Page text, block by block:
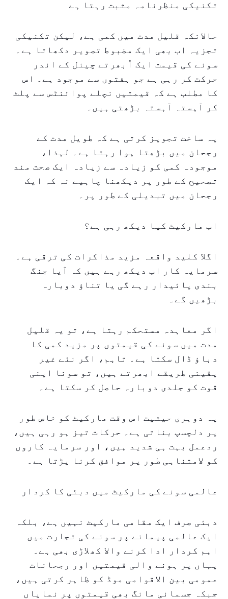
تکنیکی منظرنامہ مثبت رہتا ہے
حالانکہ قلیل مدت میں کمی ہے، لیکن تکنیکی
تجزیہ اب بھی ایک مضبوط تصویر دکھاتا ہے۔
سونے کی قیمت ایک اُبھرتے چینل کے اندر
حرکت کر رہی ہے جو ہفتوں سے موجود ہے۔ اس
کا مطلب ہے کہ قیمتیں نچلے پوائنٹس سے پلٹ
کر آہستہ آہستہ بڑھتی ہیں۔
یہ ساخت تجویز کرتی ہے کہ طویل مدت کے
رجحان میں بڑھتا ہوا رہتا ہے۔ لہذا،
موجودہ کمی کو زیادہ سے زیادہ ایک صحت مند
تصحیح کے طور پر دیکھنا چاہیے نہ کہ ایک
رجحان میں تبدیلی کے طور پر۔
اب مارکیٹ کیا دیکھ رہی ہے؟
اگلا کلید واقعہ مزید مذاکرات کی ترقی ہے۔
سرمایہ کار اب دیکھ رہے ہیں کہ آیا جنگ
بندی پائیدار رہے گی یا تناؤ دوبارہ
بڑھیں گے۔
اگر معاہدہ مستحکم رہتا ہے، تو یہ قلیل
مدت میں سونے کی قیمتوں پر مزید کمی کا
دباؤ ڈال سکتا ہے۔ تاہم، اگر نئے غیر
یقینی طریقے ابھرتے ہیں، تو سونا اپنی
قوت کو جلدی دوبارہ حاصل کر سکتا ہے۔
یہ دوہری حیثیت اس وقت مارکیٹ کو خاص طور
پر دلچسپ بناتی ہے۔ حرکات تیز ہو رہی ہیں،
ردعمل بہت ہی شدید ہیں، اور سرمایہ کاروں
کو لامتناہی طور پر موافق کرنا پڑتا ہے۔
عالمی سونے کی مارکیٹ میں دبئی کا کردار
دبئی صرف ایک مقامی مارکیٹ نہیں ہے، بلکہ
ایک عالمی پیمانے پر سونے کی تجارت میں
اہم کردار ادا کرنے والا کھلاڑی بھی ہے۔
یہاں پر ہونے والی قیمتیں اور رجحانات
عمومی بین الاقوامی موڈ کو ظاہر کرتی ہیں،
جبکہ جسمانی مانگ بھی قیمتوں پر نمایاں